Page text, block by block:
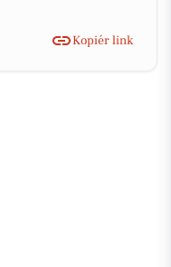
Kopiér link